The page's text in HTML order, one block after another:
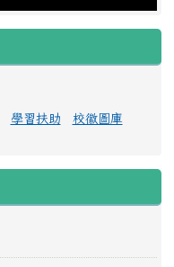
學習扶助 校徽圖庫